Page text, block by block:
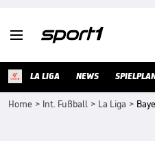

LA LIGA NEWS
Home > Int. Fußball > La Liga >